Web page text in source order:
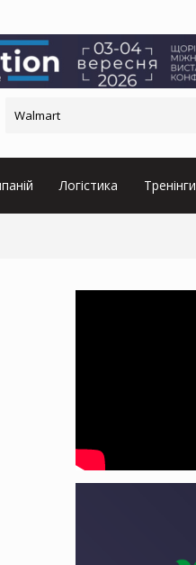
Логістика Тренінги